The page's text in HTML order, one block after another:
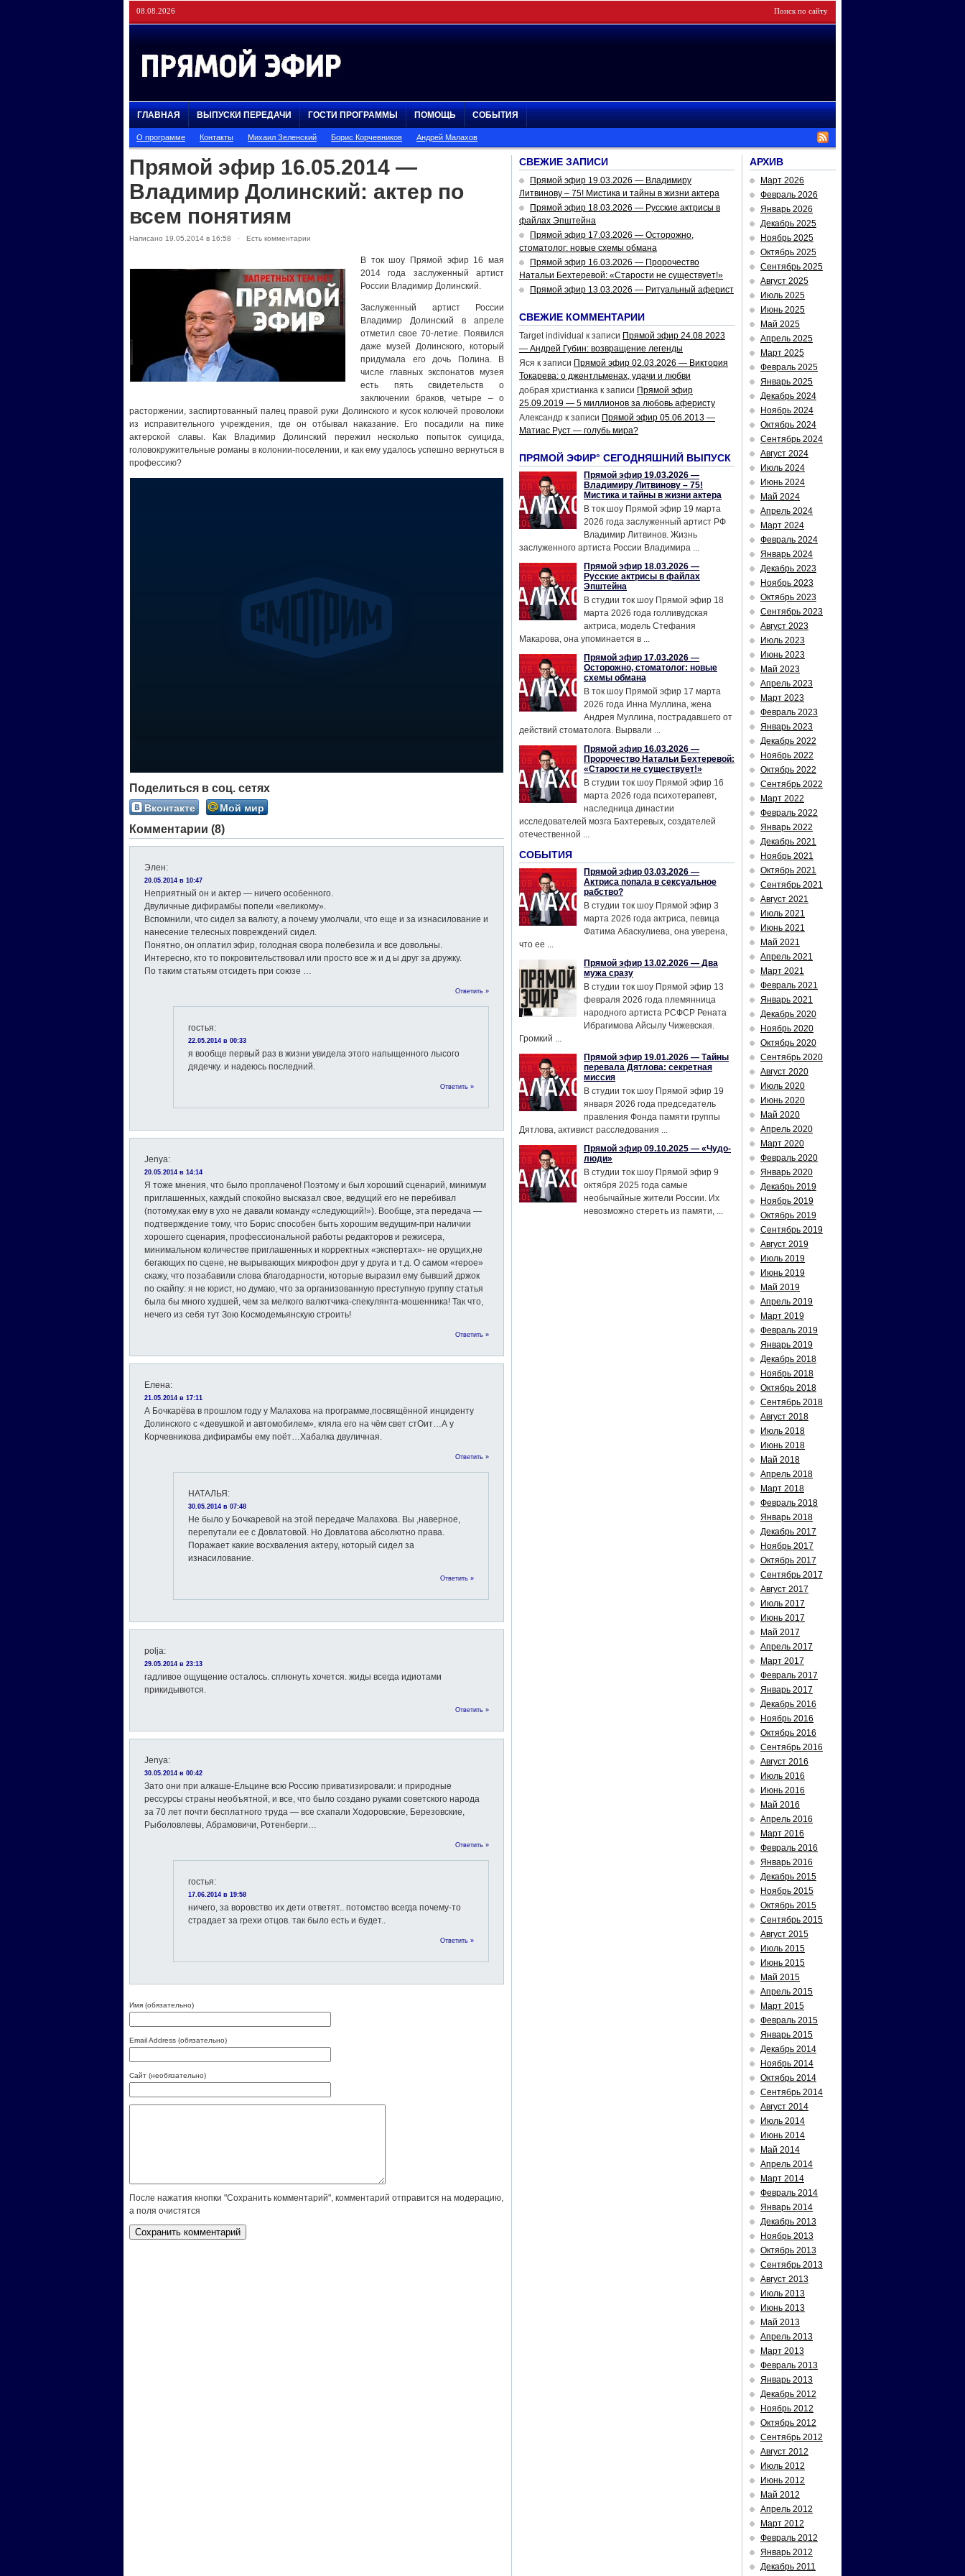
08.08.2026
ГЛАВНАЯ ВЫПУСКИ ПЕРЕДАЧИ ГОСТИ ПРОГРАММЫ ПОМОЩЬ СОБЫТИЯ
О программе Контакты Михаил Зеленский Борис Корчевников Андрей Малахов
Прямой эфир 16.05.2014 —
Владимир Долинский: актер по
всем понятиям
Написано 19.05.2014 в 16:58 · Есть комментарии
В ток шоу Прямой эфир 16 мая
2014 года заслуженный артист
России Владимир Долинский.
Заслуженный артист России
Владимир Долинский в апреле
отметил свое 70-летие. Появился
даже музей Долинского, который
придумала его дочь Полина. В
числе главных экспонатов музея
есть пять свидетельств о
заключении браков, четыре – о
расторжении, заспиртованный палец правой руки Долинского и кусок колючей проволоки
из исправительного учреждения, где он отбывал наказание. Его посадили на пике
актерской славы. Как Владимир Долинский пережил несколько попыток суицида,
головокружительные романы в колонии-поселении, и как ему удалось успешно вернуться в
профессию?
Поделиться в соц. сетях
Вконтакте Мой мир
Комментарии (8)
Элен:
20.05.2014 в 10:47
Неприятный он и актер — ничего особенного.
Двуличные дифирамбы попели «великому».
Вспомнили, что сидел за валюту, а почему умолчали, что еще и за изнасилование и
нанесение телесных повреждений сидел.
Понятно, он оплатил эфир, голодная свора полебезила и все довольны.
Интересно, кто то покровительствовал или просто все ж и д ы друг за дружку.
По таким статьям отсидеть при союзе …
Ответить »
гостья:
22.05.2014 в 00:33
я вообще первый раз в жизни увидела этого напыщенного лысого
дядечку. и надеюсь последний.
Ответить »
Jenya:
20.05.2014 в 14:14
Я тоже мнения, что было проплачено! Поэтому и был хороший сценарий, минимум
приглашенных, каждый спокойно высказал свое, ведущий его не перебивал
(потому,как ему в ухо не давали команду «следующий!»). Вообще, эта передача —
подтверждение тому, что Борис способен быть хорошим ведущим-при наличии
хорошего сценария, профессиональной работы редакторов и режисера,
минимальном количестве приглашенных и корректных «экспертах»- не орущих,не
бегающих по сцене, не вырывающих микрофон друг у друга и т.д. О самом «герое»
скажу, что позабавили слова благодарности, которые выразил ему бывший држок
по скайпу: я не юрист, но думаю, что за организованную преступную группу статья
была бы много худшей, чем за мелкого валютчика-спекулянта-мошенника! Так что,
нечего из себя тут Зою Космодемьянскую строить!
Ответить »
Елена:
21.05.2014 в 17:11
А Бочкарёва в прошлом году у Малахова на программе,посвящённой инциденту
Долинского с «девушкой и автомобилем», кляла его на чём свет стОит…А у
Корчевникова дифирамбы ему поёт…Хабалка двуличная.
Ответить »
НАТАЛЬЯ :
30.05.2014 в 07:48
Не было у Бочкаревой на этой передаче Малахова. Вы ,наверное,
перепутали ее с Довлатовой. Но Довлатова абсолютно права.
Поражает какие восхваления актеру, который сидел за
изнасилование.
Ответить »
polja:
29.05.2014 в 23:13
гадливое ощущение осталось. сплюнуть хочется. жиды всегда идиотами
прикидывются.
Ответить »
Jenya:
30.05.2014 в 00:42
Зато они при алкаше-Ельцине всю Россию приватизировали: и природные
рессурсы страны необъятной, и все, что было создано руками советского народа
за 70 лет почти бесплатного труда — все схапали Ходоровские, Березовские,
Рыболовлевы, Абрамовичи, Ротенберги…
Ответить »
гостья:
17.06.2014 в 19:58
ничего, за воровство их дети ответят.. потомство всегда почему-то
страдает за грехи отцов. так было есть и будет..
Ответить »
Имя (обязательно)
Email Address (обязательно)
Сайт (необязательно)
После нажатия кнопки "Сохранить комментарий", комментарий отправится на модерацию,
а поля очистятся
СВЕЖИЕ ЗАПИСИ
Прямой эфир 19.03.2026 — Владимиру
Литвинову – 75! Мистика и тайны в жизни актера
Прямой эфир 18.03.2026 — Русские актрисы в
файлах Эпштейна
Прямой эфир 17.03.2026 — Осторожно,
стоматолог: новые схемы обмана
Прямой эфир 16.03.2026 — Пророчество
Натальи Бехтеревой: «Старости не существует!»
Прямой эфир 13.03.2026 — Ритуальный аферист
СВЕЖИЕ КОММЕНТАРИИ
Target individual к записи Прямой эфир 24.08.2023
— Андрей Губин: возвращение легенды
Яся к записи Прямой эфир 02.03.2026 — Виктория
Токарева: о джентльменах, удачи и любви
добрая христианка к записи Прямой эфир
25.09.2019 — 5 миллионов за любовь аферисту
Александр к записи Прямой эфир 05.06.2013 —
Матиас Руст — голубь мира?
ПРЯМОЙ ЭФИР° СЕГОДНЯШНИЙ ВЫПУСК
Прямой эфир 19.03.2026 —
Владимиру Литвинову – 75!
Мистика и тайны в жизни актера
В ток шоу Прямой эфир 19 марта
2026 года заслуженный артист РФ
Владимир Литвинов. Жизнь
заслуженного артиста России Владимира ...
Прямой эфир 18.03.2026 —
Русские актрисы в файлах
Эпштейна
В студии ток шоу Прямой эфир 18
марта 2026 года голливудская
актриса, модель Стефания
Макарова, она упоминается в ...
Прямой эфир 17.03.2026 —
Осторожно, стоматолог: новые
схемы обмана
В ток шоу Прямой эфир 17 марта
2026 года Инна Муллина, жена
Андрея Муллина, пострадавшего от
действий стоматолога. Вырвали ...
Прямой эфир 16.03.2026 —
Пророчество Натальи Бехтеревой:
«Старости не существует!»
В студии ток шоу Прямой эфир 16
марта 2026 года психотерапевт,
наследница династии
исследователей мозга Бахтеревых, создателей
отечественной ...
СОБЫТИЯ
Прямой эфир 03.03.2026 —
Актриса попала в сексуальное
рабство?
В студии ток шоу Прямой эфир 3
марта 2026 года актриса, певица
Фатима Абаскулиева, она уверена,
что ее ...
Прямой эфир 13.02.2026 — Два
мужа сразу
В студии ток шоу Прямой эфир 13
февраля 2026 года племянница
народного артиста РСФСР Рената
Ибрагимова Айсылу Чижевская.
Громкий ...
Прямой эфир 19.01.2026 — Тайны
перевала Дятлова: секретная
миссия
В студии ток шоу Прямой эфир 19
января 2026 года председатель
правления Фонда памяти группы
Дятлова, активист расследования ...
Прямой эфир 09.10.2025 — «Чудо-
люди»
В студии ток шоу Прямой эфир 9
октября 2025 года самые
необычайные жители России. Их
невозможно стереть из памяти, ...
АРХИВ
Март 2026
Февраль 2026
Январь 2026
Декабрь 2025
Ноябрь 2025
Октябрь 2025
Сентябрь 2025
Август 2025
Июль 2025
Июнь 2025
Май 2025
Апрель 2025
Март 2025
Февраль 2025
Январь 2025
Декабрь 2024
Ноябрь 2024
Октябрь 2024
Сентябрь 2024
Август 2024
Июль 2024
Июнь 2024
Май 2024
Апрель 2024
Март 2024
Февраль 2024
Январь 2024
Декабрь 2023
Ноябрь 2023
Октябрь 2023
Сентябрь 2023
Август 2023
Июль 2023
Июнь 2023
Май 2023
Апрель 2023
Март 2023
Февраль 2023
Январь 2023
Декабрь 2022
Ноябрь 2022
Октябрь 2022
Сентябрь 2022
Март 2022
Февраль 2022
Январь 2022
Декабрь 2021
Ноябрь 2021
Октябрь 2021
Сентябрь 2021
Август 2021
Июль 2021
Июнь 2021
Май 2021
Апрель 2021
Март 2021
Февраль 2021
Январь 2021
Декабрь 2020
Ноябрь 2020
Октябрь 2020
Сентябрь 2020
Август 2020
Июль 2020
Июнь 2020
Май 2020
Апрель 2020
Март 2020
Февраль 2020
Январь 2020
Декабрь 2019
Ноябрь 2019
Октябрь 2019
Сентябрь 2019
Август 2019
Июль 2019
Июнь 2019
Май 2019
Апрель 2019
Март 2019
Февраль 2019
Январь 2019
Декабрь 2018
Ноябрь 2018
Октябрь 2018
Сентябрь 2018
Август 2018
Июль 2018
Июнь 2018
Май 2018
Апрель 2018
Март 2018
Февраль 2018
Январь 2018
Декабрь 2017
Ноябрь 2017
Октябрь 2017
Сентябрь 2017
Август 2017
Июль 2017
Июнь 2017
Май 2017
Апрель 2017
Март 2017
Февраль 2017
Январь 2017
Декабрь 2016
Ноябрь 2016
Октябрь 2016
Сентябрь 2016
Август 2016
Июль 2016
Июнь 2016
Май 2016
Апрель 2016
Март 2016
Февраль 2016
Январь 2016
Декабрь 2015
Ноябрь 2015
Октябрь 2015
Сентябрь 2015
Август 2015
Июль 2015
Июнь 2015
Май 2015
Апрель 2015
Март 2015
Февраль 2015
Январь 2015
Декабрь 2014
Ноябрь 2014
Октябрь 2014
Сентябрь 2014
Август 2014
Июль 2014
Июнь 2014
Май 2014
Апрель 2014
Март 2014
Февраль 2014
Январь 2014
Декабрь 2013
Ноябрь 2013
Октябрь 2013
Сентябрь 2013
Август 2013
Июль 2013
Июнь 2013
Май 2013
Апрель 2013
Март 2013
Февраль 2013
Январь 2013
Декабрь 2012
Ноябрь 2012
Октябрь 2012
Сентябрь 2012
Август 2012
Июль 2012
Июнь 2012
Май 2012
Апрель 2012
Март 2012
Февраль 2012
Январь 2012
Декабрь 2011